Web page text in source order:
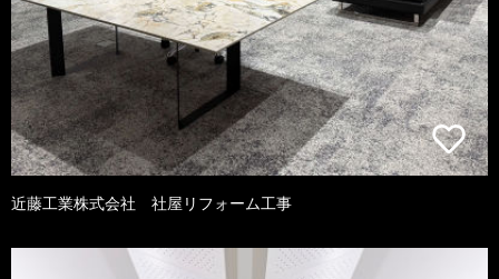
近藤工業株式会社 社屋リフォーム工事